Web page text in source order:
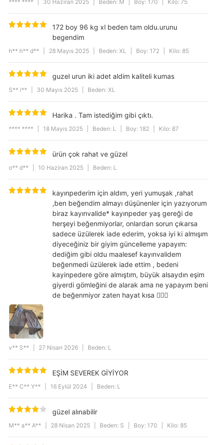
Kalıp
Relaxed
Yıkama Talimatı
30 °C sıcaklıkta yıkayınız. Ağartıcı
kullanmayınız. Düşük sıcaklıkta
ütüleyiniz. Kuru temizlemeye uygun
değildir. Tamburlu kurutma yapmayınız.
Model Ölçüleri
1,88 cm/ 86 kg
Cep Tipi
Cepli
**** **** 30 Haziran 2025 Beden: M Boy: 170 Kilo: 75
172 boy 96 kg xl beden tam oldu.urunu
begendim
h** h** d** 28 Mayıs 2025 Beden: XL Boy: 172 Kilo: 85
guzel urun iki adet aldim kaliteli kumas
S** i** 30 Mayıs 2025 Beden: XL
Harika . Tam istediğim gibi çıktı.
**** **** 18 Mayıs 2025 Beden: L Boy: 182 Kilo: 87
ürün çok rahat ve güzel
o** d** 10 Haziran 2025 Beden: L
kayınpederim için aldım, yeri yumuşak ,rahat
,ben beğendim almayı düşünenler için yazıyorum
biraz kayınvalide* kayınpeder yaş gereği de
herşeyi beğenmiyorlar, onlardan sorun çıkarsa
sadece üzülerek iade ederim, yoksa iyi ki almışım
diyeceğiniz bir giyim güncelleme yapayım:
dediğim gibi oldu maalesef kayınvalidem
beğenmedi üzülerek iade ettim , bedeni
kayinpedere göre almıştım, büyük alsaydın eşim
giyerdi gömleğini de alarak ama ne yapayım beni
de beğenmiyor zaten hayat kısa 🤷🏻‍♀️
v** S** 27 Nisan 2026 Beden: L
EŞİM SEVEREK GİYİYOR
E** C** Y** 16 Eylül 2024 Beden: L
güzel alınabilir
M** a** A** 28 Nisan 2025 Beden: S Boy: 170 Kilo: 85